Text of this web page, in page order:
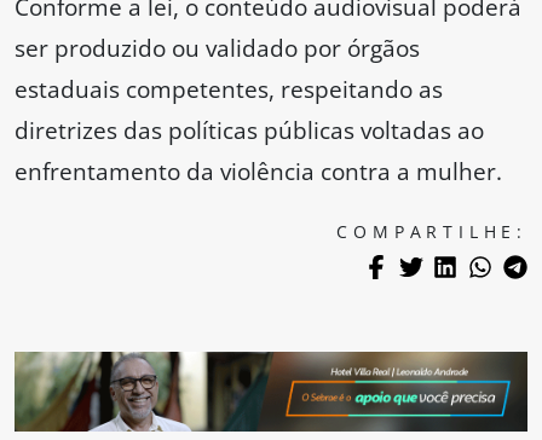
Conforme a lei, o conteúdo audiovisual poderá
ser produzido ou validado por órgãos
estaduais competentes, respeitando as
diretrizes das políticas públicas voltadas ao
enfrentamento da violência contra a mulher.
COMPARTILHE: